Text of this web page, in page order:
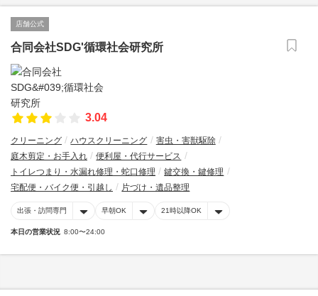
店舗公式
合同会社SDG'循環社会研究所
3.04
クリーニング ハウスクリーニング
害虫・害獣駆除
庭木剪定・お手入れ
便利屋・代行サービス
トイレつまり・水漏れ修理・蛇口修理
鍵交換・鍵修理
宅配便・バイク便・引越し
片づけ・遺品整理
出張・訪問専門 早朝OK 21時以降OK
本日の営業状況 8:00〜24:00